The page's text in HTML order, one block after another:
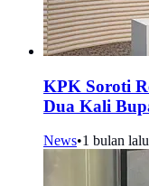
KPK Soroti
Dua Kali
News•1 bulan lalu